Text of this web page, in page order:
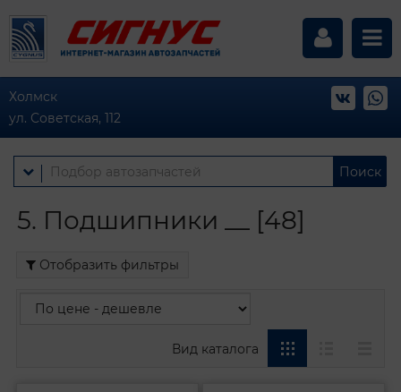
Холмск
ул. Советская, 112
Поиск
5. Подшипники __ [48]
Отобразить фильтры
Вид каталога